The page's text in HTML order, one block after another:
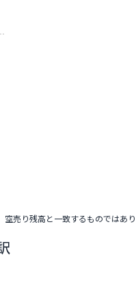
売り残高と一致するものではあ